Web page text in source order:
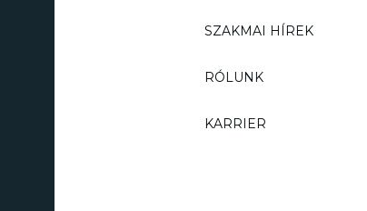
SZAKMAI HÍREK
RÓLUNK
KARRIER